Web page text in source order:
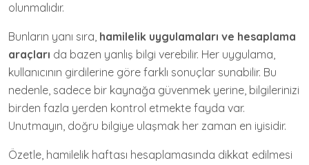
olunmalıdır.
Bunların yanı sıra, hamilelik uygulamaları ve hesaplama
araçları da bazen yanlış bilgi verebilir. Her uygulama,
kullanıcının girdilerine göre farklı sonuçlar sunabilir. Bu
nedenle, sadece bir kaynağa güvenmek yerine, bilgilerinizi
birden fazla yerden kontrol etmekte fayda var.
Unutmayın, doğru bilgiye ulaşmak her zaman en iyisidir.
Özetle, hamilelik haftası hesaplamasında dikkat edilmesi